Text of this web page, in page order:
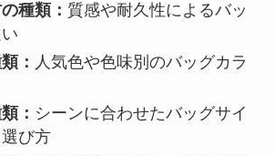
種類： 質感や耐久性によるバッ
： 人気色や色味別のバッグカラ
： シーンに合わせたバッグサイ
び方